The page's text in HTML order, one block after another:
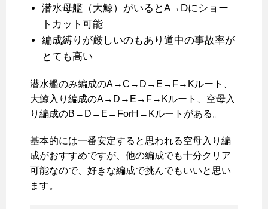
潜水母艦（大鯨）がいるとA→Dにショー
トカット可能
編成縛りが厳しいのもあり道中の事故率が
とても高い
潜水艦のみ編成のA→C→D→E→F→Kルート、
大鯨入り編成のA→D→E→F→Kルート、空母入
り編成のB→D→E→ForH→Kルートがある。
基本的には一番安定すると思われる空母入り編
成がおすすめですが、他の編成でも十分クリア
可能なので、好きな編成で挑んでもいいと思い
ます。